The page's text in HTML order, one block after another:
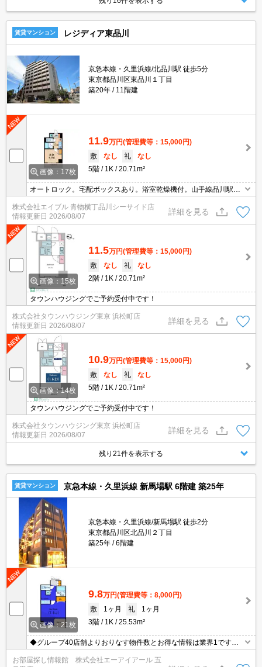
賃貸マンション レジディア東品川
京急本線・久里浜線/北品川駅 徒歩5分
東京都品川区東品川１丁目
築20年
11階建
画像：17枚
11.9万円(管理費等：15,000円)
敷
なし 礼
なし
5階
1K 20.71m²
オートロック。宅配ボックスあり。浴室乾燥機付。山手線品川駅ま
で歩13分。
株式会社エイブル 青物横丁品川シーサイド店
情報更新日 2026/08/07
詳細を見る
画像：15枚
11.5万円(管理費等：15,000円)
敷
なし 礼
なし
2階
1K 20.71m²
タウンハウジングでご予約受付中です！
株式会社タウンハウジング東京 浜松町店
情報更新日 2026/08/07
詳細を見る
画像：14枚
10.9万円(管理費等：15,000円)
敷
なし 礼
なし
5階
1K 20.71m²
タウンハウジングでご予約受付中です！
株式会社タウンハウジング東京 浜松町店
情報更新日 2026/08/07
詳細を見る
残り21件を表示する
賃貸マンション 京急本線・久里浜線 新馬場駅 6階建 築25年
京急本線・久里浜線/新馬場駅 徒歩2分
東京都品川区北品川２丁目
築25年
6階建
画像：21枚
9.8万円(管理費等：8,000円)
敷
1ヶ月 礼
1ヶ月
3階
1K 25.53m²
◆グループ40店舗よりおりなす物件数とお得な情報は業界1です◆
仲介手数料無料物件有◆保証人様不要◆礼金敷金0物件多数有◆お
電話ご連絡即ご対応致します◆【0120-772-074】迄！
お部屋探し情報館 株式会社エーアイアール 五